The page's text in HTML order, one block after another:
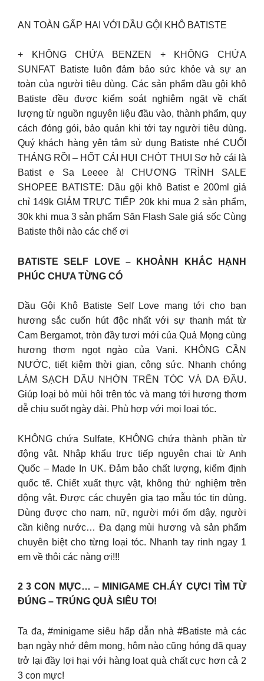
AN TOÀN GẤP HAI VỚI DẦU GỘI KHÔ BATISTE
+ KHÔNG CHỨA BENZEN + KHÔNG CHỨA
SUNFAT Batiste luôn đảm bảo sức khỏe và sự an
toàn của người tiêu dùng. Các sản phẩm dầu gội khô
Batiste đều được kiểm soát nghiêm ngặt về chất
lượng từ nguồn nguyên liệu đầu vào, thành phẩm, quy
cách đóng gói, bảo quản khi tới tay người tiêu dùng.
Quý khách hàng yên tâm sử dụng Batiste nhé CUỐI
THÁNG RỒI – HỐT CÁI HỤI CHÓT THUI Sơ hở cái là
Batist e Sa Leeee à! CHƯƠNG TRÌNH SALE
SHOPEE BATISTE: Dầu gội khô Batist e 200ml giá
chỉ 149k GIẢM TRỰC TIẾP 20k khi mua 2 sản phẩm,
30k khi mua 3 sản phẩm Săn Flash Sale giá sốc Cùng
Batiste thôi nào các chế ơi
BATISTE SELF LOVE – KHOẢNH KHẮC HẠNH
PHÚC CHƯA TỪNG CÓ
Dầu Gội Khô Batiste Self Love mang tới cho bạn
hương sắc cuốn hút độc nhất với sự thanh mát từ
Cam Bergamot, tròn đầy tươi mới của Quả Mọng cùng
hương thơm ngọt ngào của Vani. KHÔNG CẦN
NƯỚC, tiết kiệm thời gian, công sức. Nhanh chóng
LÀM SẠCH DẦU NHỜN TRÊN TÓC VÀ DA ĐẦU.
Giúp loại bỏ mùi hôi trên tóc và mang tới hương thơm
dễ chịu suốt ngày dài. Phù hợp với mọi loại tóc.
KHÔNG chứa Sulfate, KHÔNG chứa thành phần từ
động vật. Nhập khẩu trực tiếp nguyên chai từ Anh
Quốc – Made In UK. Đảm bảo chất lượng, kiểm định
quốc tế. Chiết xuất thực vật, không thử nghiệm trên
động vật. Được các chuyên gia tạo mẫu tóc tin dùng.
Dùng được cho nam, nữ, người mới ốm dậy, người
cần kiêng nước… Đa dạng mùi hương và sản phẩm
chuyên biệt cho từng loại tóc. Nhanh tay rinh ngay 1
em về thôi các nàng ơi!!!
2 3 CON MỰC… – MINIGAME CH.ÁY CỰC! TÌM TỪ
ĐÚNG – TRÚNG QUÀ SIÊU TO!
Ta đa, #minigame siêu hấp dẫn nhà #Batiste mà các
bạn ngày nhớ đêm mong, hôm nào cũng hóng đã quay
trở lại đầy lợi hại với hàng loạt quà chất cực hơn cả 2
3 con mực!